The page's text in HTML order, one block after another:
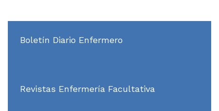
Boletín Diario Enfermero
Revistas Enfermería Facultativa